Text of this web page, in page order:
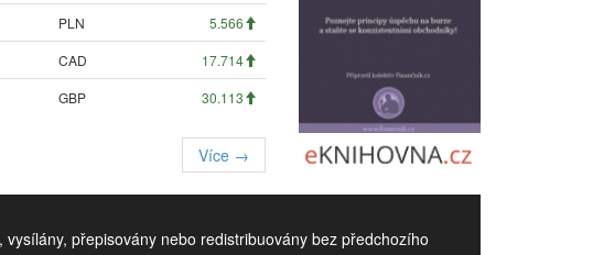
PLN
5.566
CAD
17.714
GBP 30.113
Více →
přepisovány nebo redistribuovány bez předchozího